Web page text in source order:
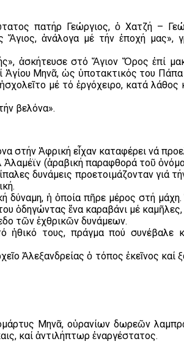
πατήρ Γεώργιος, ὁ Χατζή –
ἀνάλογα μέ τήν ἐποχή μας»,
ἀσκήτευσε στό Ἅγιον Ὄρος ἐπί
Ἁγίου Μηνᾶ, ὡς ὑποτακτικός του
μέ τό ἐργόχειρο, κατά λάθος
βελόνα».
στήν Ἀφρική εἶχαν καταφέρει νά
(ἀραβική παραφθορά τοῦ
δυνάμεις προετοιμάζονταν γιά
ἡ ὁποία πῆρε μέρος στή
ὁδηγώντας ἕνα καραβάνι μέ
τῶν ἐχθρικῶν δυνάμεων.
ἠθικό τους, πράγμα πού συνέβαλε
Ἀλεξανδρείας ὁ τόπος ἐκεῖνος καί
Μηνᾶ, οὐρανίων δωρεῶν
καί ἀντιλήπτωρ ἐναργέστατος.